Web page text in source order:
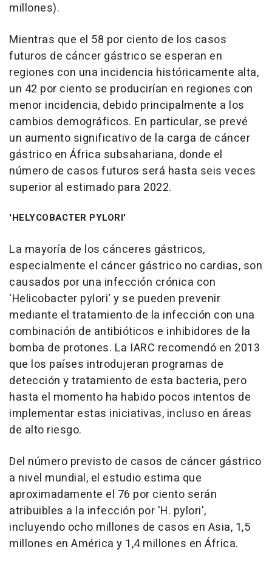
millones).
Mientras que el 58 por ciento de los casos
futuros de cáncer gástrico se esperan en
regiones con una incidencia históricamente alta,
un 42 por ciento se producirían en regiones con
menor incidencia, debido principalmente a los
cambios demográficos. En particular, se prevé
un aumento significativo de la carga de cáncer
gástrico en África subsahariana, donde el
número de casos futuros será hasta seis veces
superior al estimado para 2022.
'HELYCOBACTER PYLORI'
La mayoría de los cánceres gástricos,
especialmente el cáncer gástrico no cardias, son
causados por una infección crónica con
'Helicobacter pylori' y se pueden prevenir
mediante el tratamiento de la infección con una
combinación de antibióticos e inhibidores de la
bomba de protones. La IARC recomendó en 2013
que los países introdujeran programas de
detección y tratamiento de esta bacteria, pero
hasta el momento ha habido pocos intentos de
implementar estas iniciativas, incluso en áreas
de alto riesgo.
Del número previsto de casos de cáncer gástrico
a nivel mundial, el estudio estima que
aproximadamente el 76 por ciento serán
atribuibles a la infección por 'H. pylori',
incluyendo ocho millones de casos en Asia, 1,5
millones en América y 1,4 millones en África.